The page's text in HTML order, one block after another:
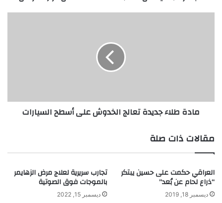
مادة طلاء جديدة تعالج الخدوش على أسطح السيارات
مقالات ذات صلة
العراقي حكمت على حسين يبتكر
“ذراع لحام عن بُعد”
ديسمبر 18, 2019
تجارب سريرية لعلاج مرض الزهايمر
بالموجات فوق الصوتية
ديسمبر 15, 2022